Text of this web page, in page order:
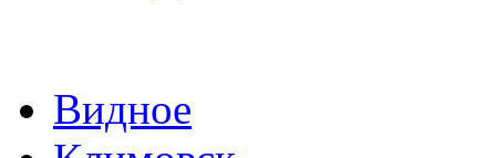
Видное